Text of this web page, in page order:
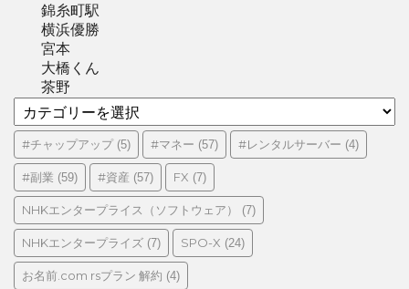
錦糸町駅
横浜優勝
宮本
大橋くん
茶野
テ
ゴ
リ
ー
#チャップアップ(5) #マネー (57) #レンタルサーバー (4)
#副業 (59) #資産 (57) FX (7)
NHKエンタープライス（ソフトウェア） (7)
NHKエンタープライズ (7) SPO-X (24)
お名前.com rsプラン 解約 (4)